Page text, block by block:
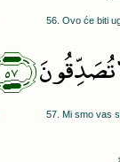
56. Ovo će biti
﴿٥٧﴾
57. Mi smo vas